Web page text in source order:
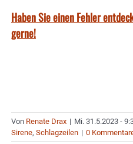
Haben Sie einen Fehler
gerne!
Von Renate Drax | Mi. 31.5.2023 -
Sirene, Schlagzeilen | 0